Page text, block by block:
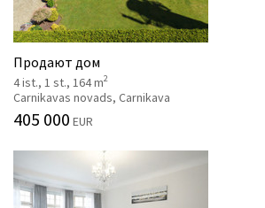
Продают дом
4 ist., 1 st., 164 m2
Carnikavas novads, Carnikava
405 000 EUR